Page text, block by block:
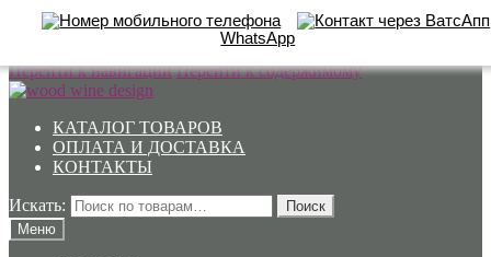
WhatsApp
Перейти к навигации Перейти к содержимому
КАТАЛОГ ТОВАРОВ
ОПЛАТА И ДОСТАВКА
КОНТАКТЫ
Искать:
Поиск
Меню